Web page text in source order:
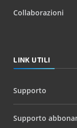
Collaborazioni
LINK UTILI
Supporto
Supporto